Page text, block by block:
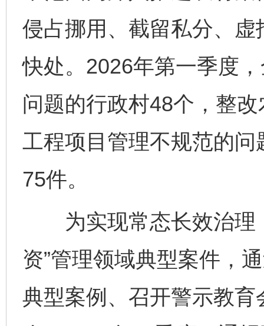
侵占挪用、截留私分、
快处。2026年第一季度
问题的行政村48个，整
工程项目管理不规范的
75件。
为实现常态长效治理
资”管理领域典型案件，
典型案例、召开警示教